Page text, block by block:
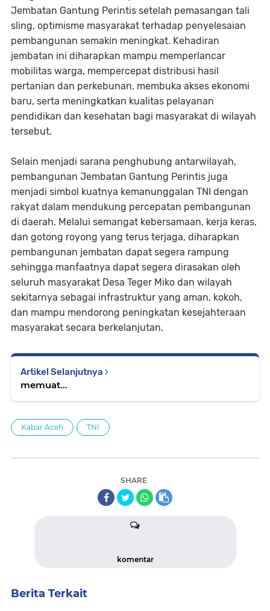
Jembatan Gantung Perintis setelah pemasangan tali
sling, optimisme masyarakat terhadap penyelesaian
pembangunan semakin meningkat. Kehadiran
jembatan ini diharapkan mampu memperlancar
mobilitas warga, mempercepat distribusi hasil
pertanian dan perkebunan, membuka akses ekonomi
baru, serta meningkatkan kualitas pelayanan
pendidikan dan kesehatan bagi masyarakat di wilayah
tersebut.
Selain menjadi sarana penghubung antarwilayah,
pembangunan Jembatan Gantung Perintis juga
menjadi simbol kuatnya kemanunggalan TNI dengan
rakyat dalam mendukung percepatan pembangunan
di daerah. Melalui semangat kebersamaan, kerja keras,
dan gotong royong yang terus terjaga, diharapkan
pembangunan jembatan dapat segera rampung
sehingga manfaatnya dapat segera dirasakan oleh
seluruh masyarakat Desa Teger Miko dan wilayah
sekitarnya sebagai infrastruktur yang aman, kokoh,
dan mampu mendorong peningkatan kesejahteraan
masyarakat secara berkelanjutan.
Artikel Selanjutnya
memuat...
Kabar Aceh TNI
SHARE
komentar
Berita Terkait